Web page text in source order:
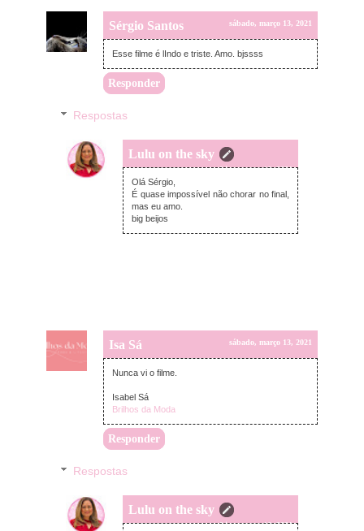
Sérgio Santos sábado, março 13, 2021
Esse filme é lIndo e triste. Amo. bjssss
Responder
Respostas
Lulu on the sky
terça-feira, março 16, 2021
Olá Sérgio,
É quase impossível não chorar no final,
mas eu amo.
big beijos
Isa Sá sábado, março 13, 2021
Nunca vi o filme.
Isabel Sá
Brilhos da Moda
Responder
Respostas
Lulu on the sky
terça-feira, março 16, 2021